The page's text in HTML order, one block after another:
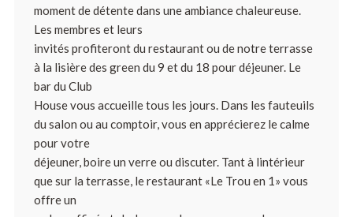
moment de détente dans une ambiance chaleureuse.
Les membres et leurs
invités profiteront du restaurant ou de notre terrasse
à la lisière des green du 9 et du 18 pour déjeuner. Le
bar du Club
House vous accueille tous les jours. Dans les fauteuils
du salon ou au comptoir, vous en apprécierez le calme
pour votre
déjeuner, boire un verre ou discuter. Tant à lintérieur
que sur la terrasse, le restaurant «Le Trou en 1» vous
offre un